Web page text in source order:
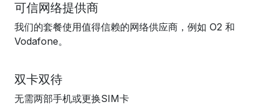
可信网络提供商
我们的套餐使用值得信赖的网络供应商，例如 O2 和
Vodafone。
双卡双待
无需两部手机或更换SIM卡